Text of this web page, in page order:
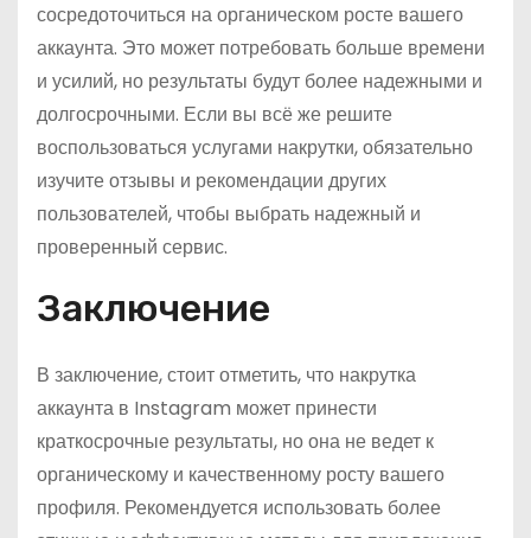
сосредоточиться на органическом росте вашего
аккаунта. Это может потребовать больше времени
и усилий, но результаты будут более надежными и
долгосрочными. Если вы всё же решите
воспользоваться услугами накрутки, обязательно
изучите отзывы и рекомендации других
пользователей, чтобы выбрать надежный и
проверенный сервис.
Заключение
В заключение, стоит отметить, что накрутка
аккаунта в Instagram может принести
краткосрочные результаты, но она не ведет к
органическому и качественному росту вашего
профиля. Рекомендуется использовать более